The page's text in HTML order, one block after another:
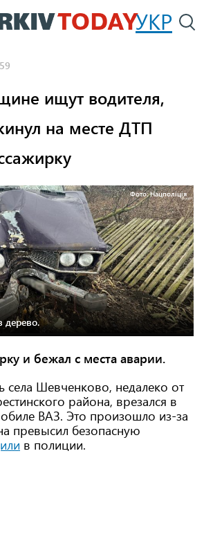
Перейти
к
УКР
ищут водителя,
на месте ДТП
Фото: Нацполіція
дерево.
и бежал с места аварии.
села Шевченково, недалеко от
района, врезался в
ВАЗ. Это произошло из-за
превысил безопасную
в полиции.